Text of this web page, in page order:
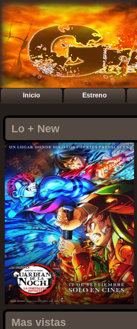
Inicio Estreno
Lo + New
Mas vistas